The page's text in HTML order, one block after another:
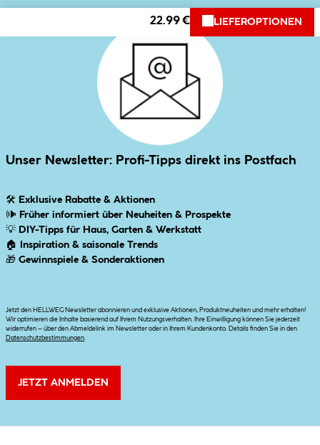
22.99 € LIEFEROPTIONEN
Unser Newsletter: Profi-Tipps direkt ins Postfach
🛠 Exklusive Rabatte & Aktionen
🕪 Früher informiert über Neuheiten & Prospekte
💡 DIY-Tipps für Haus, Garten & Werkstatt
🏠
Inspiration & saisonale Trends
🎁 Gewinnspiele & Sonderaktionen
Jetzt den HELLWEG Newsletter abonnieren und exklusive Aktionen, Produktneuheiten und mehr erhalten!
Wir optimieren die Inhalte basierend auf Ihrem Nutzungsverhalten. Ihre Einwilligung können Sie jederzeit
widerrufen – über den Abmeldelink im Newsletter oder in Ihrem Kundenkonto. Details finden Sie in den
Datenschutzbestimmungen
JETZT ANMELDEN